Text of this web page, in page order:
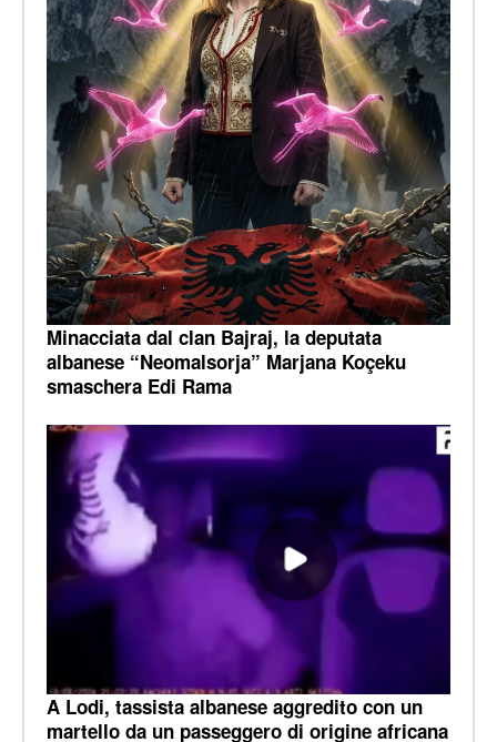
Minacciata dal clan Bajraj, la deputata
albanese “Neomalsorja” Marjana Koçeku
smaschera Edi Rama
A Lodi, tassista albanese aggredito con un
martello da un passeggero di origine africana